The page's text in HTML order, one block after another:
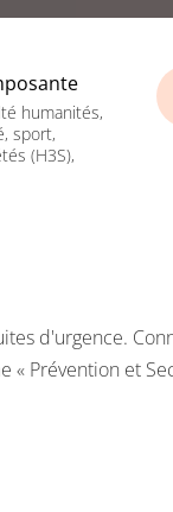
humanités,
sport,
(H3S),
d'urgence.
Prévention et